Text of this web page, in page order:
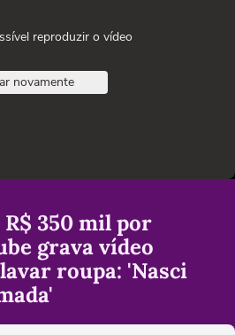
reproduzir o vídeo
novamente
350 mil por
grava vídeo
roupa: 'Nasci